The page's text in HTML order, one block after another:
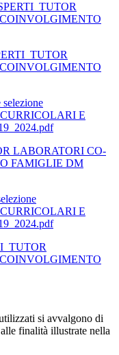
E
LABORATORI CO-
FAMIGLIE DM
E
si avvalgono di
finalità illustrate nella